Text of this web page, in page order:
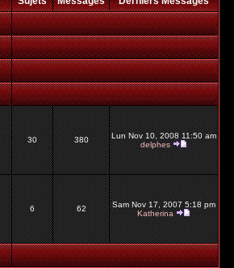
30 380
Lun Nov 10, 2008 11:50 am
delphes
6 62
Sam Nov 17, 2007 5:18 pm
Katherina